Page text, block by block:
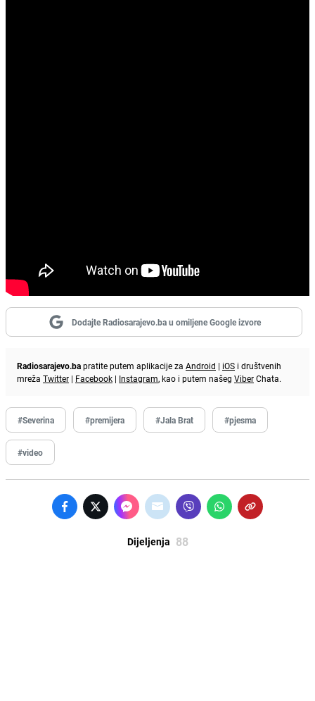
Dodajte Radiosarajevo.ba u omiljene Google izvore
Radiosarajevo.bapratite putem aplikacije za Android | iOS i društvenih
mreža Twitter | Facebook | Instagram, kao i putem našeg ViberChata.
#Severina #premijera #Jala Brat #pjesma
#video
Dijeljenja 88